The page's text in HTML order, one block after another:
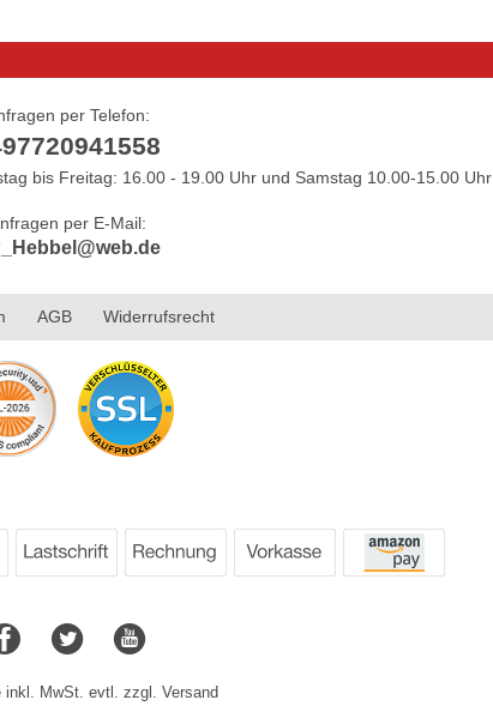
per Telefon:
bis Freitag: 16.00 - 19.00 Uhr und Samstag 10.00-15.00 Uhr
per E-Mail:
AGB Widerrufsrecht
inkl. MwSt. evtl. zzgl. Versand